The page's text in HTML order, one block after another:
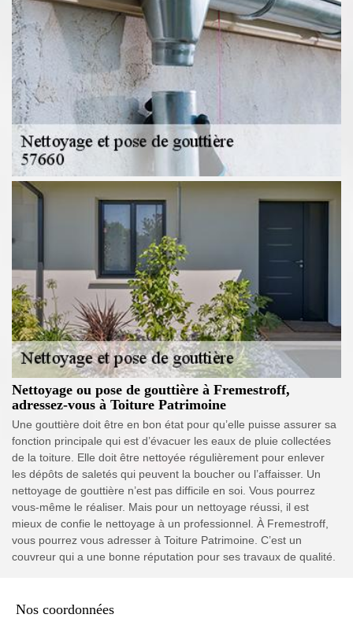
Nettoyage ou pose de gouttière à Fremestroff,
adressez-vous à Toiture Patrimoine
Une gouttière doit être en bon état pour qu’elle puisse assurer sa
fonction principale qui est d’évacuer les eaux de pluie collectées
de la toiture. Elle doit être nettoyée régulièrement pour enlever
les dépôts de saletés qui peuvent la boucher ou l’affaisser. Un
nettoyage de gouttière n’est pas difficile en soi. Vous pourrez
vous-même le réaliser. Mais pour un nettoyage réussi, il est
mieux de confie le nettoyage à un professionnel. À Fremestroff,
vous pourrez vous adresser à Toiture Patrimoine. C’est un
couvreur qui a une bonne réputation pour ses travaux de qualité.
Nos coordonnées